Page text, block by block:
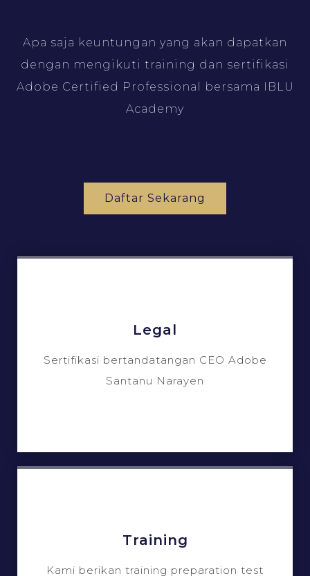
Apa saja keuntungan yang akan dapatkan
dengan mengikuti training dan sertifikasi
Adobe Certified Professional bersama IBLU
Academy
Daftar Sekarang
Legal
Sertifikasi bertandatangan CEO Adobe
Santanu Narayen
Training
Kami berikan training preparation test